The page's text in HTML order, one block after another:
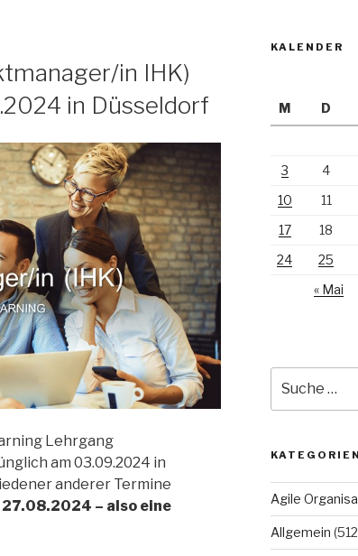
in IHK)
in Düsseldorf
Lehrgang
am 03.09.2024 in
anderer Termine
27.08.2024 – also eine
KALENDER
M
D
3
4
10
11
17
18
24
25
« Mai
nach:
KATEGORIEN
Agile
Allgemein